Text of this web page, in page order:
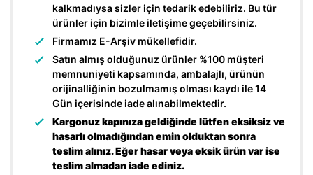
kalkmadıysa sizler için tedarik edebiliriz. Bu tür
ürünler için bizimle iletişime geçebilirsiniz.
Firmamız E-Arşiv mükellefidir.
Satın almış olduğunuz ürünler %100 müşteri
memnuniyeti kapsamında, ambalajlı, ürünün
orijinalliğinin bozulmamış olması kaydı ile 14
Gün içerisinde iade alınabilmektedir.
Kargonuz kapınıza geldiğinde lütfen eksiksiz ve
hasarlı olmadığından emin olduktan sonra
teslim alınız. Eğer hasar veya eksik ürün var ise
teslim almadan iade ediniz.